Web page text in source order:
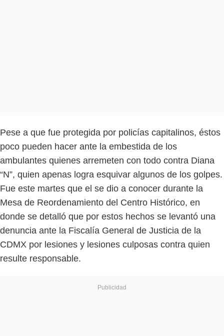
Pese a que fue protegida por policías capitalinos, éstos
poco pueden hacer ante la embestida de los
ambulantes quienes arremeten con todo contra Diana
“N”, quien apenas logra esquivar algunos de los golpes.
Fue este martes que el se dio a conocer durante la
Mesa de Reordenamiento del Centro Histórico, en
donde se detalló que por estos hechos se levantó una
denuncia ante la Fiscalía General de Justicia de la
CDMX por lesiones y lesiones culposas contra quien
resulte responsable.